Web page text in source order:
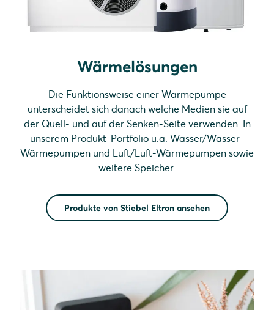
Wärmelösungen
Die Funktionsweise einer Wärmepumpe
unterscheidet sich danach welche Medien sie auf
der Quell- und auf der Senken-Seite verwenden. In
unserem Produkt-Portfolio u.a. Wasser/Wasser-
Wärmepumpen und Luft/Luft-Wärmepumpen sowie
weitere Speicher.
Produkte von Stiebel Eltron ansehen